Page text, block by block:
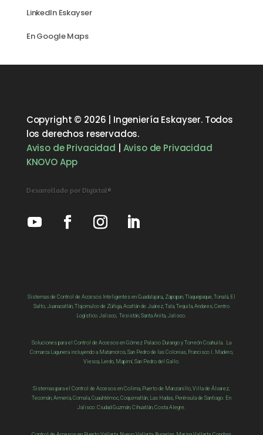
LinkedIn Eskayser
En Google Maps
Copyright © 2026 | Ingeniería Eskayser. Todos
los derechos reservados.
Aviso de Privacidad
Aviso de Privacidad
KNOVO App
Desarrollado por Digixtal®
Sistemas de Control de Accesos Inteligentes en Guadalajara,, Zapopan, Tlaquepaque, Tonalá, El
Salto, Juanacatlán, Tlajomulco de Zúñiga, Acatlán de Juárez, Tala, Tequila, Andares, Centro
Logístico Jalisco, Tesistán, Santa Anita, Jalisco.
Soluciones para el Control de Accesos en Gómez Palacio Durango y Torreón Coahuila. La
Comarca Lagunera incluyendo a Matamoros, San Pedro de las Colonias, Francisco I. Madero,
Viesca, Lerdo, Mapimí, San Pedro del Gallo.
Sistemas para el Control de Accesos en Colima, Puerto de Manzanillo, Villa de Álvarez,
Tecomán, Armería, Comala, Cuauhtémoc, Coquimatlán, Las Hadas, Península de Santiago. En
Jalisco: Ciudad Guzmán, Cihuatlán, Costa Alegre.